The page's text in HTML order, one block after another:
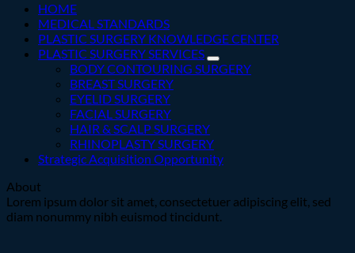
HOME
MEDICAL STANDARDS
PLASTIC SURGERY KNOWLEDGE CENTER
PLASTIC SURGERY SERVICES
BODY CONTOURING SURGERY
BREAST SURGERY
EYELID SURGERY
FACIAL SURGERY
HAIR & SCALP SURGERY
RHINOPLASTY SURGERY
Strategic Acquisition Opportunity
About
Lorem ipsum dolor sit amet, consectetuer adipiscing elit, sed
diam nonummy nibh euismod tincidunt.